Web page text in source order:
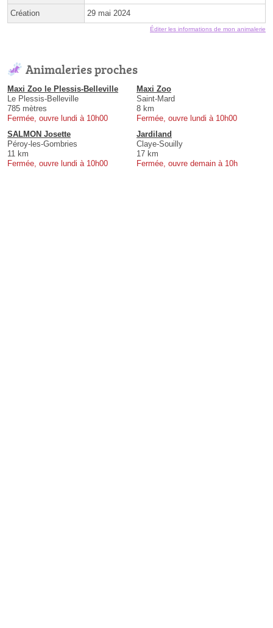
Création 29 mai 2024
Éditer les informations de mon animalerie
Animaleries proches
Maxi Zoo le Plessis-Belleville
Le Plessis-Belleville
785 mètres
Fermée, ouvre lundi à 10h00
Maxi Zoo
Saint-Mard
8 km
Fermée, ouvre lundi à 10h00
SALMON Josette
Péroy-les-Gombries
11 km
Fermée, ouvre lundi à 10h00
Jardiland
Claye-Souilly
17 km
Fermée, ouvre demain à 10h